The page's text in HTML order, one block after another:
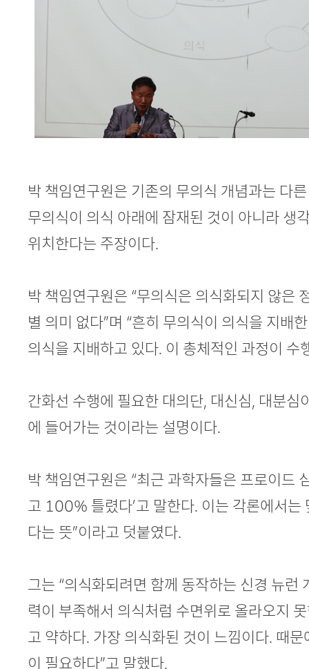
박 책임연구원은 기존의 무의식 개념과는 다
무의식이 의식 아래에 잠재된 것이 아니라 생
위치한다는 주장이다.
박 책임연구원은 “무의식은 의식화되지 않은
별 의미 없다”며 “흔히 무의식이 의식을 지배
의식을 지배하고 있다. 이 총체적인 과정이 수
간화선 수행에 필요한 대의단, 대신심, 대분심
에 들어가는 것이라는 설명이다.
박 책임연구원은 “최근 과학자들은 프로이드
고 100% 틀렸다’고 말한다. 이는 각론에서는
다는 뜻”이라고 덧붙였다.
그는 “의식화되려면 함께 동작하는 신경 뉴런
력이 부족해서 의식처럼 수면위로 올라오지
고 약하다. 가장 의식화된 것이 느낌이다. 때
이 필요하다”고 말했다.